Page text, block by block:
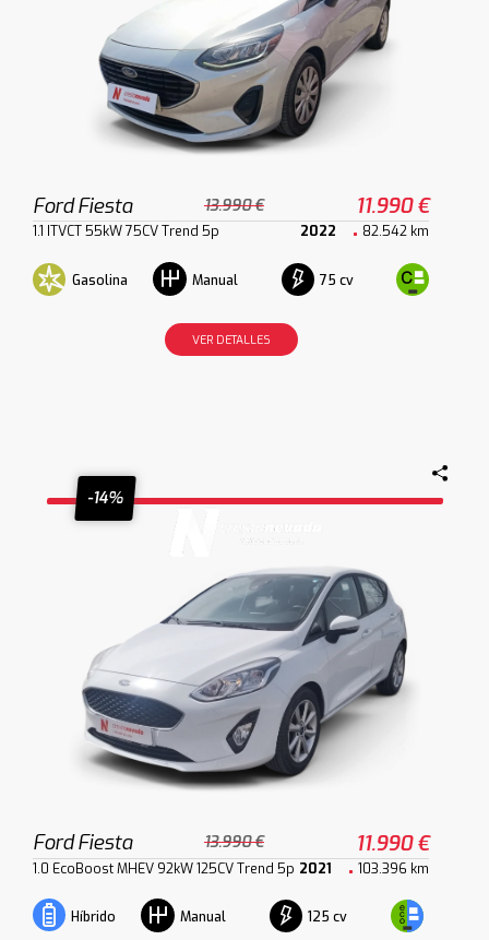
Ford Fiesta 13.990 € 11.990 €
1.1 ITVCT 55kW 75CV Trend 5p 2022 82.542 km
Gasolina Manual 75 cv
VER DETALLES
-14%
Ford Fiesta 13.990 € 11.990 €
1.0 EcoBoost MHEV 92kW 125CV Trend 5p 2021 103.396 km
Híbrido Manual 125 cv